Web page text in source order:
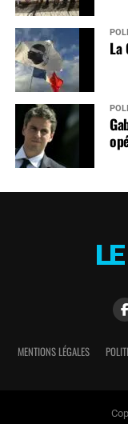
La
MENTIONS LÉGALES